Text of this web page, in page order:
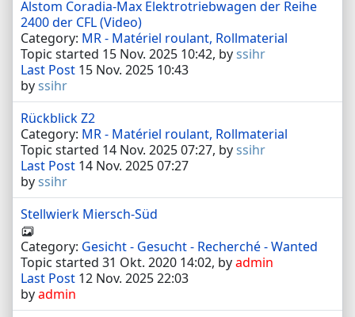
Alstom Coradia-Max Elektrotriebwagen der Reihe
2400 der CFL (Video)
Category: MR - Matériel roulant, Rollmaterial
Topic started 15 Nov. 2025 10:42, byssihr
Last Post 15 Nov. 2025 10:43
byssihr
Rückblick Z2
Category: MR - Matériel roulant, Rollmaterial
Topic started 14 Nov. 2025 07:27, byssihr
Last Post 14 Nov. 2025 07:27
byssihr
Stellwierk Miersch-Süd
Category: Gesicht - Gesucht - Recherché - Wanted
Topic started 31 Okt. 2020 14:02, byadmin
Last Post 12 Nov. 2025 22:03
byadmin